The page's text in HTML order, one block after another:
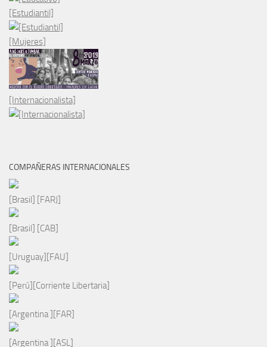
[Estudiantil]
[Mujeres]
[Internacionalista]
COMPAÑERAS INTERNACIONALES
[Brasil] [FARJ]
[Brasil] [CAB]
[Uruguay][FAU]
[Perú][Corriente Libertaria]
[Argentina ][FAR]
[Argentina ][ASL]